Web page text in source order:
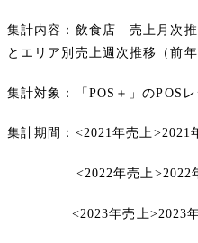
集計内容：飲食店 売上月次
とエリア別売上週次推移（前年
集計対象：「POS＋」のPOS
集計期間：<2021年売上>2021
<2022年売上>2022年1
<2023年売上>2023年1